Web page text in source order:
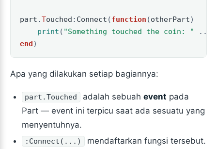
part .Touched : Connect (function (otherPart)
print ( "Something touched the coin: " ..
end)
Apa yang dilakukan setiap bagiannya:
part.Touched adalah sebuah event pada
Part — event ini terpicu saat ada sesuatu yang
menyentuhnya.
:Connect(...)
mendaftarkan fungsi tersebut.